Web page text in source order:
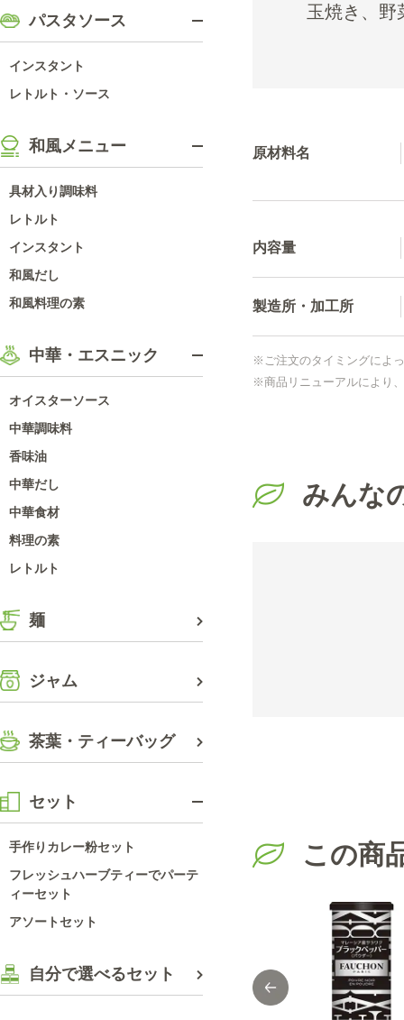
パスタソース
インスタント
レトルト・ソース
和風メニュー
具材入り調味料
レトルト
インスタント
和風だし
和風料理の素
中華・エスニック
オイスターソース
中華調味料
香味油
中華だし
中華食材
料理の素
レトルト
麺
ジャム
茶葉・ティーバッグ
セット
手作りカレー粉セット
フレッシュハーブティーでパーテ
ィーセット
アソートセット
自分で選べるセット
玉焼き、野
原材料名
内容量
製造所・加工所
※ご注文のタイミングによ
※商品リニューアルにより
みんな
この商